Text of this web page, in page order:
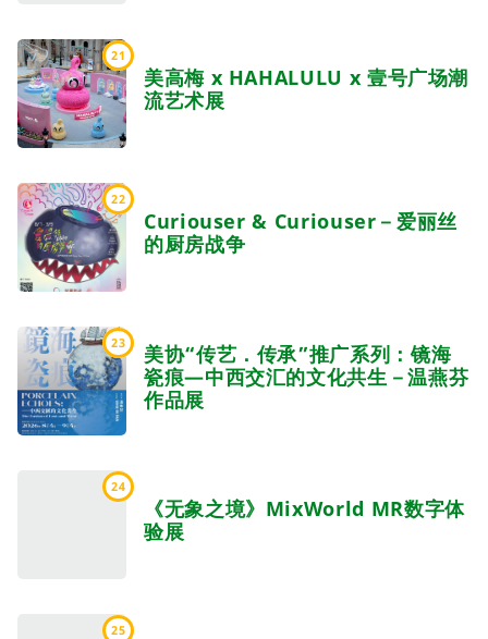
21
美高梅 x HAHALULU x 壹号广场潮
流艺术展
22
Curiouser & Curiouser－爱丽丝
的厨房战争
23
美协“传艺．传承”推广系列：镜海
瓷痕—中西交汇的文化共生－温燕芬
作品展
24
《无象之境》MixWorld MR数字体
验展
25